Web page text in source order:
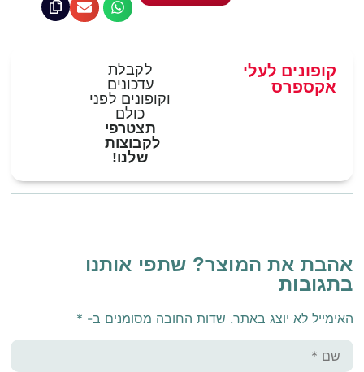
לקבלת
עדכונים
וקופונים לפני
כולם
תצטרפי
לקבוצות
שלנו!
קופונים לעלי
אקספרס
אהבת את המוצר? שתפי אותנו
בתגובות
האימייל לא יוצג באתר. שדות החובה מסומנים ב- *